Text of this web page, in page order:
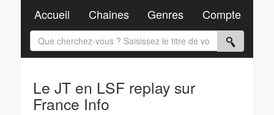
Le JT en LSF replay sur
France Info
Accueil Chaines Genres Compte